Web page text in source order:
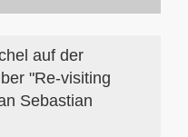
auf der
"Re-visiting
Sebastian